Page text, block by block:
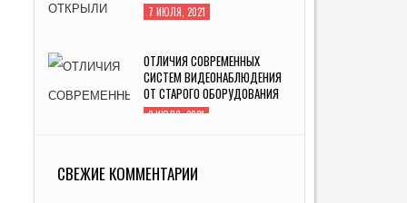
7 ИЮЛЯ, 2021
ОТЛИЧИЯ СОВРЕМЕННЫХ
СИСТЕМ ВИДЕОНАБЛЮДЕНИЯ
ОТ СТАРОГО ОБОРУДОВАНИЯ
2 ИЮЛЯ, 2021
ПРОИЗВОДСТВО РЕАКТОРНОЙ
УСТАНОВКИ ДЛЯ ЭНЕРГОБЛОКА
СВЕЖИЕ КОММЕНТАРИИ